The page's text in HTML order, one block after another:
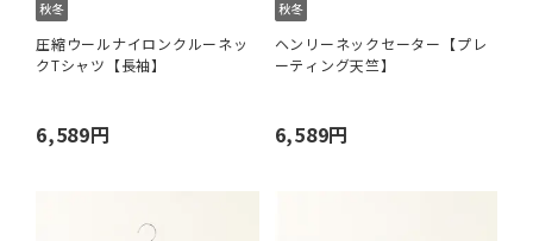
圧縮ウールナイロンクルーネッ
クTシャツ【長袖】
6,589円
ヘンリーネックセーター【プレ
ーティング天竺】
6,589円